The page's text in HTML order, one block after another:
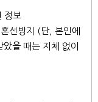
정보
선방지 (단, 본인에
을 때는 지체 없이